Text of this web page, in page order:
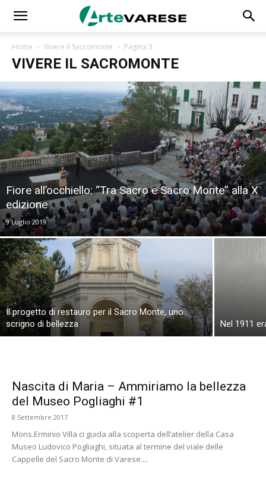
Home Vivere il Sacromonte Pagina 3
VIVERE IL SACROMONTE
Fiore all’occhiello: “Tra Sacro e Sacro Monte” alla X
edizione
9 Luglio 2019
Il progetto di restauro per il Sacro Monte, uno
scrigno di bellezza
Nel 1911
Nascita di Maria – Ammiriamo la bellezza
del Museo Pogliaghi #1
8 Settembre 2017
Mons.Erminio Villa ci guida alla scoperta dell’atelier della Casa
Museo Ludovico Pogliaghi, situata al termine del viale delle
Cappelle del Sacro Monte di Varese....